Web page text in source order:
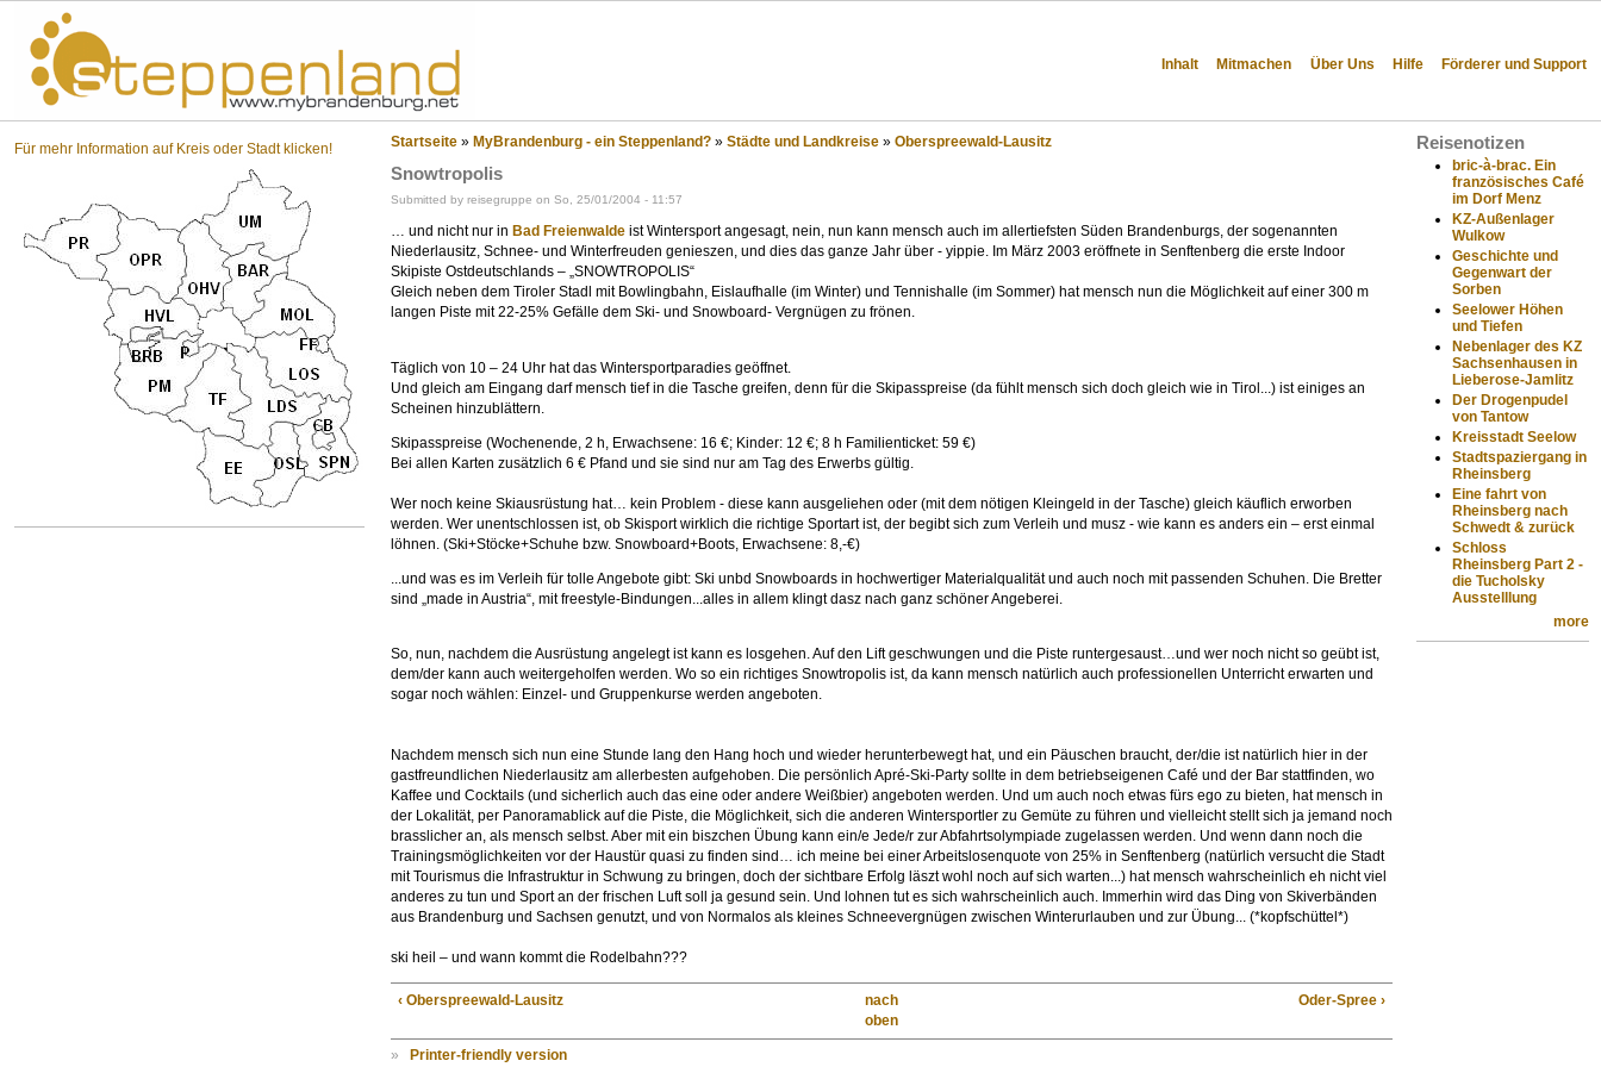
Inhalt Mitmachen Über Uns Hilfe Förderer und Support
Für mehr Information auf Kreis oder Stadt klicken! Startseite » MyBrandenburg - ein Steppenland? » Städte und Landkreise » Oberspreewald-Lausitz
Snowtropolis
Submitted by reisegruppe on So, 25/01/2004 - 11:57
… und nicht nur in Bad Freienwalde ist Wintersport angesagt, nein, nun kann mensch auch im allertiefsten Süden Brandenburgs, der sogenannten
Niederlausitz, Schnee- und Winterfreuden genieszen, und dies das ganze Jahr über - yippie. Im März 2003 eröffnete in Senftenberg die erste Indoor
Skipiste Ostdeutschlands – „SNOWTROPOLIS“
Gleich neben dem Tiroler Stadl mit Bowlingbahn, Eislaufhalle (im Winter) und Tennishalle (im Sommer) hat mensch nun die Möglichkeit auf einer 300 m
langen Piste mit 22-25% Gefälle dem Ski- und Snowboard- Vergnügen zu frönen.
Täglich von 10 – 24 Uhr hat das Wintersportparadies geöffnet.
Und gleich am Eingang darf mensch tief in die Tasche greifen, denn für die Skipasspreise (da fühlt mensch sich doch gleich wie in Tirol...) ist einiges an
Scheinen hinzublättern.
Skipasspreise (Wochenende, 2 h, Erwachsene: 16 €; Kinder: 12 €; 8 h Familienticket: 59 €)
Bei allen Karten zusätzlich 6 € Pfand und sie sind nur am Tag des Erwerbs gültig.
Wer noch keine Skiausrüstung hat… kein Problem - diese kann ausgeliehen oder (mit dem nötigen Kleingeld in der Tasche) gleich käuflich erworben
werden. Wer unentschlossen ist, ob Skisport wirklich die richtige Sportart ist, der begibt sich zum Verleih und musz - wie kann es anders ein – erst einmal
löhnen. (Ski+Stöcke+Schuhe bzw. Snowboard+Boots, Erwachsene: 8,-€)
...und was es im Verleih für tolle Angebote gibt: Ski unbd Snowboards in hochwertiger Materialqualität und auch noch mit passenden Schuhen. Die Bretter
sind „made in Austria“, mit freestyle-Bindungen...alles in allem klingt dasz nach ganz schöner Angeberei.
So, nun, nachdem die Ausrüstung angelegt ist kann es losgehen. Auf den Lift geschwungen und die Piste runtergesaust…und wer noch nicht so geübt ist,
dem/der kann auch weitergeholfen werden. Wo so ein richtiges Snowtropolis ist, da kann mensch natürlich auch professionellen Unterricht erwarten und
sogar noch wählen: Einzel- und Gruppenkurse werden angeboten.
Nachdem mensch sich nun eine Stunde lang den Hang hoch und wieder herunterbewegt hat, und ein Päuschen braucht, der/die ist natürlich hier in der
gastfreundlichen Niederlausitz am allerbesten aufgehoben. Die persönlich Apré-Ski-Party sollte in dem betriebseigenen Café und der Bar stattfinden, wo
Kaffee und Cocktails (und sicherlich auch das eine oder andere Weißbier) angeboten werden. Und um auch noch etwas fürs ego zu bieten, hat mensch in
der Lokalität, per Panoramablick auf die Piste, die Möglichkeit, sich die anderen Wintersportler zu Gemüte zu führen und vielleicht stellt sich ja jemand noch
brasslicher an, als mensch selbst. Aber mit ein biszchen Übung kann ein/e Jede/r zur Abfahrtsolympiade zugelassen werden. Und wenn dann noch die
Trainingsmöglichkeiten vor der Haustür quasi zu finden sind… ich meine bei einer Arbeitslosenquote von 25% in Senftenberg (natürlich versucht die Stadt
mit Tourismus die Infrastruktur in Schwung zu bringen, doch der sichtbare Erfolg läszt wohl noch auf sich warten...) hat mensch wahrscheinlich eh nicht viel
anderes zu tun und Sport an der frischen Luft soll ja gesund sein. Und lohnen tut es sich wahrscheinlich auch. Immerhin wird das Ding von Skiverbänden
aus Brandenburg und Sachsen genutzt, und von Normalos als kleines Schneevergnügen zwischen Winterurlauben und zur Übung... (*kopfschüttel*)
ski heil – und wann kommt die Rodelbahn???
‹ Oberspreewald-Lausitz
nach
oben
Oder-Spree ›
» Printer-friendly version
Reisenotizen
bric-à-brac. Ein
französisches Café
im Dorf Menz
KZ-Außenlager
Wulkow
Geschichte und
Gegenwart der
Sorben
Seelower Höhen
und Tiefen
Nebenlager des KZ
Sachsenhausen in
Lieberose-Jamlitz
Der Drogenpudel
von Tantow
Kreisstadt Seelow
Stadtspaziergang in
Rheinsberg
Eine fahrt von
Rheinsberg nach
Schwedt & zurück
Schloss
Rheinsberg Part 2 -
die Tucholsky
Ausstelllung
more